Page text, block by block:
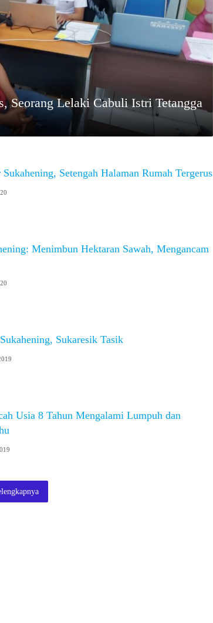
Seorang Lelaki Cabuli Istri Tetangga
Setengah Halaman Rumah Tergerus
Menimbun Hektaran Sawah, Mengancam
Sukaresik Tasik
Usia 8 Tahun Mengalami Lumpuh dan